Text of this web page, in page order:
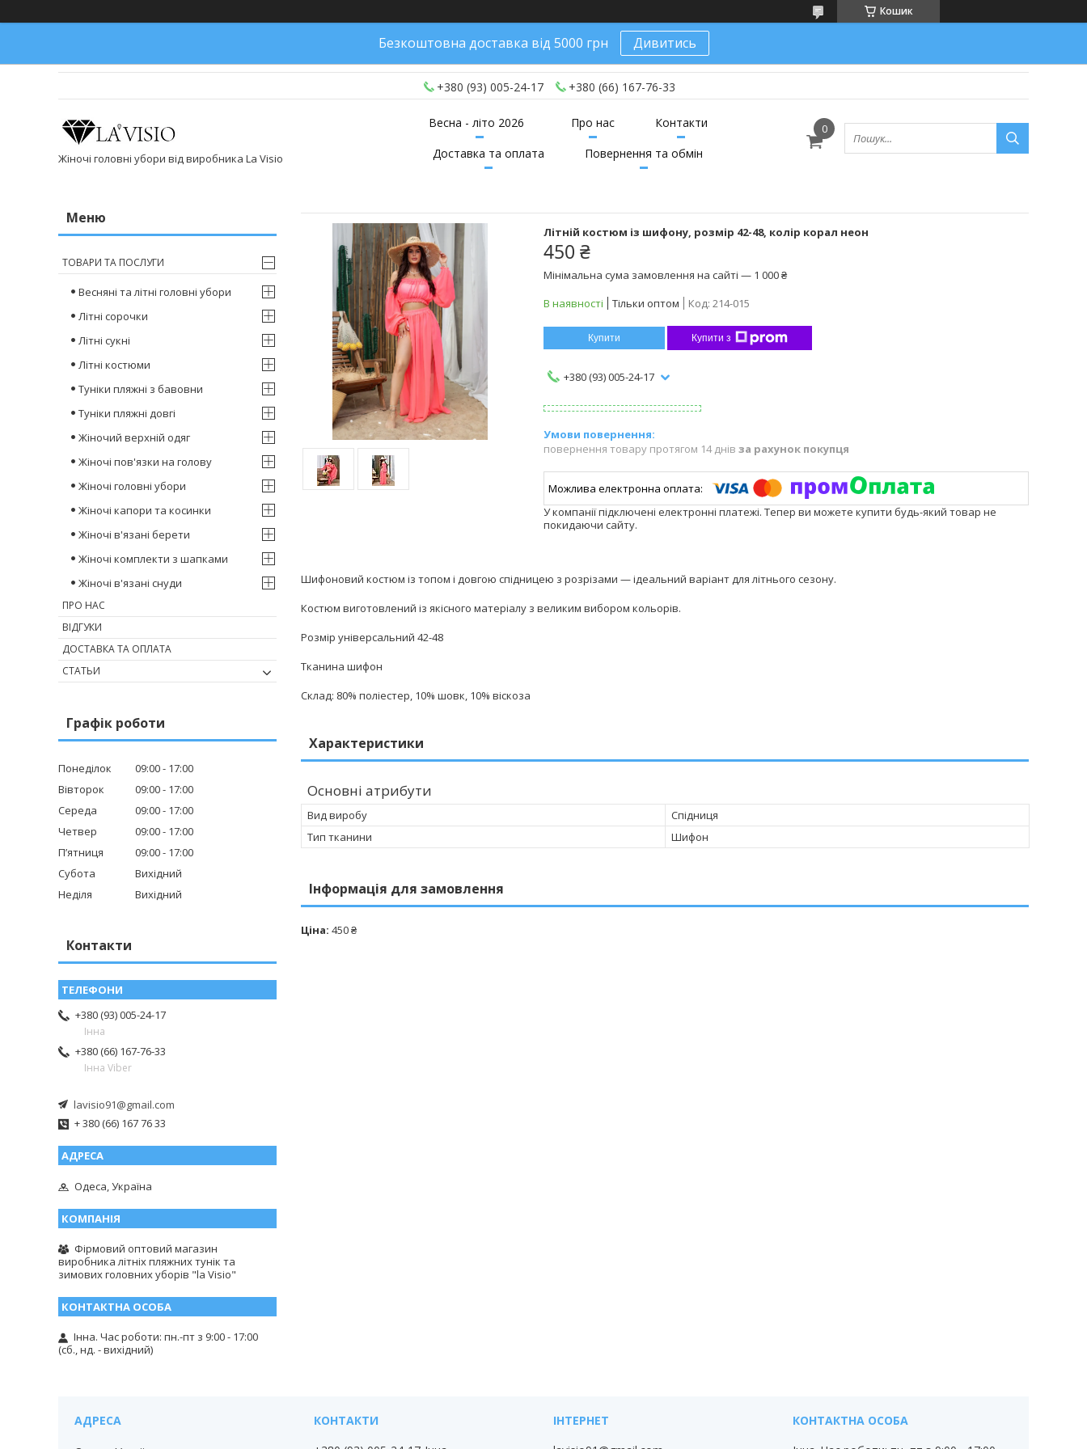
Кошик
Безкоштовна доставка від 5000 грн Дивитись
+380 (93) 005-24-17 +380 (66) 167-76-33
Жіночі головні убори від виробника La Visio
Весна - літо 2026 Про нас
Контакти
Доставка та оплата
Повернення та обмін
Літній костюм із шифону, розмір 42-48, колір корал неон
450 ₴
Мінімальна сума замовлення на сайті — 1 000 ₴
В наявності
Тільки оптом Код: 214-015
Купити Купити з
+380 (93) 005-24-17
повернення товару протягом 14 днів за рахунок покупця
У компанії підключені електронні платежі. Тепер ви можете купити будь-який товар не
покидаючи сайту.
Шифоновий костюм із топом і довгою спідницею з розрізами — ідеальний варіант для літнього сезону.
Костюм виготовлений із якісного матеріалу з великим вибором кольорів.
Розмір універсальний 42-48
Тканина шифон
Склад: 80% поліестер, 10% шовк, 10% віскоза
Характеристики
Основні атрибути
Вид виробу
Спідниця
Тип тканини
Шифон
Інформація для замовлення
Ціна: 450 ₴
ТОВАРИ ТА ПОСЛУГИ
Весняні та літні головні убори
Літні сорочки
Літні сукні
Літні костюми
Туніки пляжні з бавовни
Туніки пляжні довгі
Жіночий верхній одяг
Жіночі пов'язки на голову
Жіночі головні убори
Жіночі капори та косинки
Жіночі в'язані берети
Жіночі комплекти з шапками
Жіночі в'язані снуди
ПРО НАС
ВІДГУКИ
ДОСТАВКА ТА ОПЛАТА
СТАТЬИ
Графік роботи
Понеділок 09:00
17:00
Вівторок
09:00
17:00
Середа
09:00
17:00
Четвер
09:00
17:00
Пʼятниця
09:00
17:00
Субота
Вихідний
Неділя
Вихідний
Контакти
+380 (93) 005-24-17
Інна
+380 (66) 167-76-33
Інна Viber
lavisio91@gmail.com
+ 380 (66) 167 76 33
Одеса, Україна
Фірмовий оптовий магазин
виробника літніх пляжних тунік та
зимових головних уборів "la Visio"
Інна. Час роботи: пн.-пт з 9:00 - 17:00
(сб., нд. - вихідний)